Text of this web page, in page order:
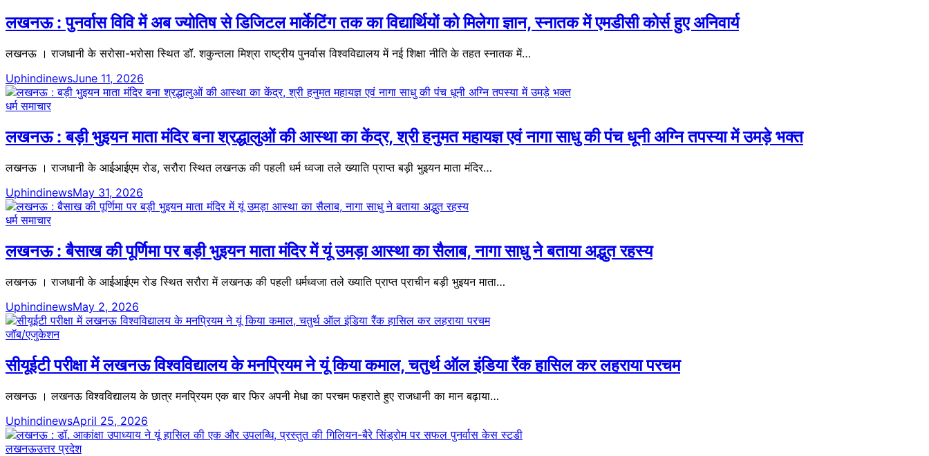
लखनऊ : पुनर्वास विवि में अब ज्योतिष से डिजिटल मार्केटिंग तक का विद्यार्थियों को मिलेगा ज्ञान, स्नातक में एमडीसी कोर्स हुए अनिवार्य
लखनऊ । राजधानी के सरोसा-भरोसा स्थित डॉ. शकुन्तला मिश्रा राष्ट्रीय पुनर्वास विश्वविद्यालय में नई शिक्षा नीति के तहत स्नातक में…
UphindinewsJune 11, 2026
धर्म समाचार
लखनऊ : बड़ी भुइयन माता मंदिर बना श्रद्धालुओं की आस्था का केंद्र, श्री हनुमत महायज्ञ एवं नागा साधु की पंच धूनी अग्नि तपस्या में उमड़े भक्त
लखनऊ । राजधानी के आईआईएम रोड, सरौरा स्थित लखनऊ की पहली धर्म ध्वजा तले ख्याति प्राप्त बड़ी भुइयन माता मंदिर…
UphindinewsMay 31, 2026
धर्म समाचार
लखनऊ : बैसाख की पूर्णिमा पर बड़ी भुइयन माता मंदिर में यूं उमड़ा आस्था का सैलाब, नागा साधु ने बताया अद्भुत रहस्य
लखनऊ । राजधानी के आईआईएम रोड स्थित सरौरा में लखनऊ की पहली धर्मध्वजा तले ख्याति प्राप्त प्राचीन बड़ी भुइयन माता…
UphindinewsMay 2, 2026
जॉब/एजुकेशन
सीयूईटी परीक्षा में लखनऊ विश्वविद्यालय के मनप्रियम ने यूं किया कमाल, चतुर्थ ऑल इंडिया रैंक हासिल कर लहराया परचम
लखनऊ । लखनऊ विश्वविद्यालय के छात्र मनप्रियम एक बार फिर अपनी मेधा का परचम फहराते हुए राजधानी का मान बढ़ाया…
UphindinewsApril 25, 2026
लखनऊउत्तर प्रदेश